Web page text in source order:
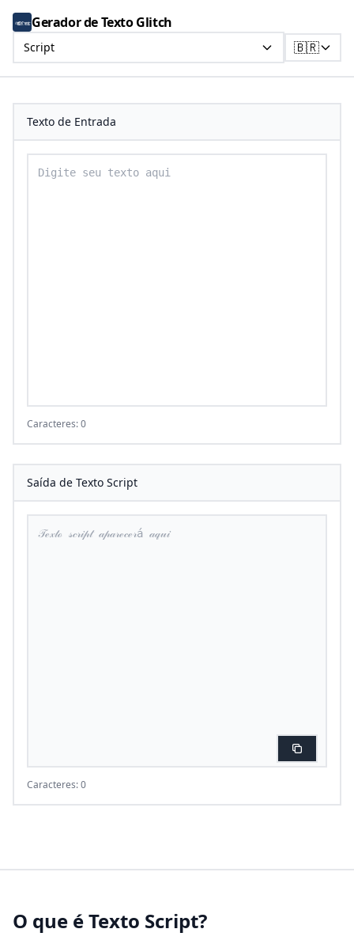
Gerador de Texto Glitch
Script 🇧🇷
Texto de Entrada
Caracteres: 0
Saída de Texto Script
Caracteres: 0
O que é Texto Script?